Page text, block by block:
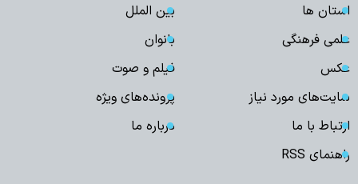
استان ها
بین الملل
علمی فرهنگی
بانوان
عکس
فیلم و صوت
سایت‌های مورد نیاز
پرونده‌های ویژه
ارتباط با ما
درباره ما
راهنمای RSS